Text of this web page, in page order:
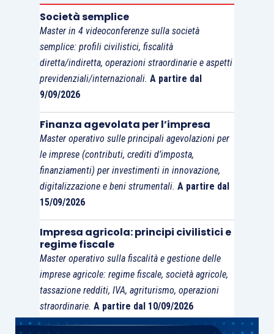
consumo responsabile, alla promozione della
sicurezza e della salute
Società semplice
Master in 4 videoconferenze sulla società
semplice: profili civilistici, fiscalità
diretta/indiretta, operazioni straordinarie e aspetti
previdenziali/internazionali. A partire dal
9/09/2026
Finanza agevolata per l’impresa
Master operativo sulle principali agevolazioni per
le imprese (contributi, crediti d’imposta,
finanziamenti) per investimenti in innovazione,
digitalizzazione e beni strumentali. A partire dal
15/09/2026
Impresa agricola: principi civilistici e
regime fiscale
Master operativo sulla fiscalità e gestione delle
imprese agricole: regime fiscale, società agricole,
tassazione redditi, IVA, agriturismo, operazioni
straordinarie. A partire dal 10/09/2026